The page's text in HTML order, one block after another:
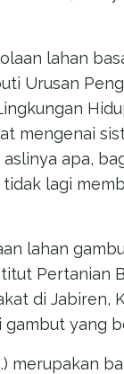
lahan
Urusan
mengenai
apa,
lagi
lahan
Pertanian
di Jabiren,
yang
merupakan